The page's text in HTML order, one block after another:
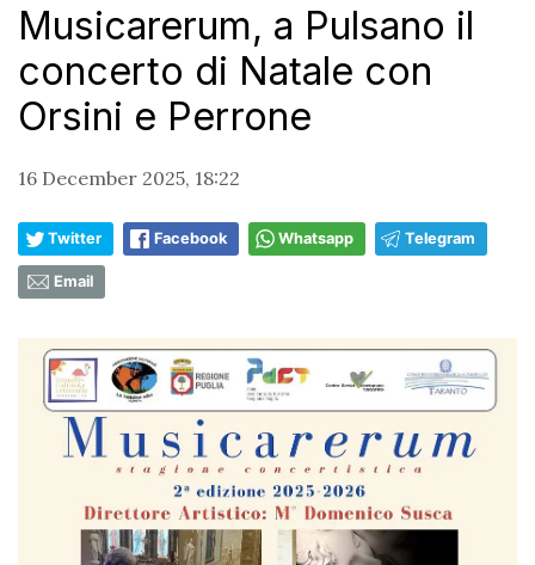
Musicarerum, a Pulsano il
concerto di Natale con
Orsini e Perrone
16 December 2025, 18:22
Twitter Facebook Whatsapp Telegram
Email